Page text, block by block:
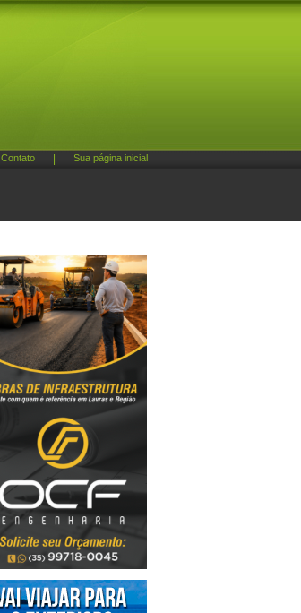
Contato Sua página inicial